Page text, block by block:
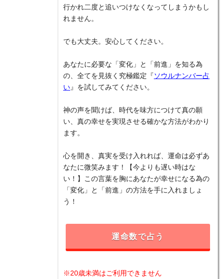
行かれ二度と追いつけなくなってしまうかもし
れません。
でも大丈夫。安心してください。
あなたに必要な「変化」と「前進」を知る為
の、全てを見抜く究極鑑定『 ソウルナンバー占
い 』を試してみてください。
神の声を聞けば、時代を味方につけて真の願
い、真の幸せを実現させる確かな方法がわかり
ます。
心を開き、真実を受け入れれば、運命は必ずあ
なたに微笑みます！【今よりも遅い時はな
い！】この言葉を胸にあなたが幸せになる為の
「変化」と「前進」の方法を手に入れましょ
う！
運命数で占う
※20歳未満はご利用できません